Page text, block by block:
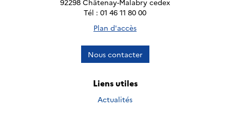
92298 Châtenay-Malabry cedex
Tél : 01 46 11 80 00
Plan d'accès
Nous contacter
Liens utiles
Actualités